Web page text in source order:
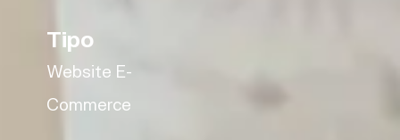
Tipo
Website E-
Commerce